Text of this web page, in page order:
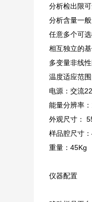
分析检出限
分析含量一
任意多个可
相互独立的
多变量非线
温度适应范
电源：交流
能量分辨率
外观尺寸：
样品腔尺寸
重量：45Kg
仪器配置